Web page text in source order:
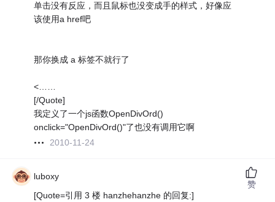
单击没有反应，而且鼠标也没变成手的样式，好像应
该使用a href吧
那你换成 a 标签不就行了
<……
[/Quote]
我定义了一个js函数OpenDivOrd()
onclick="OpenDivOrd()"了也没有调用它啊
2010-11-24
luboxy
[Quote=引用 3 楼 hanzhehanzhe 的回复:]
赞